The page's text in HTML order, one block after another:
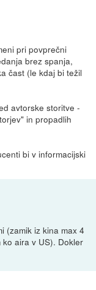
pri povprečni
brez spanja,
čast (le kdaj bi težil
avtorske storitve -
in propadlih
bi v informacijski
(zamik iz kina max 4
aira v US). Dokler